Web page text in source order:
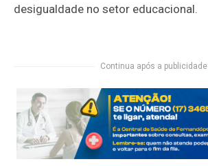
desigualdade no setor educacional.
Continua após a publicidade